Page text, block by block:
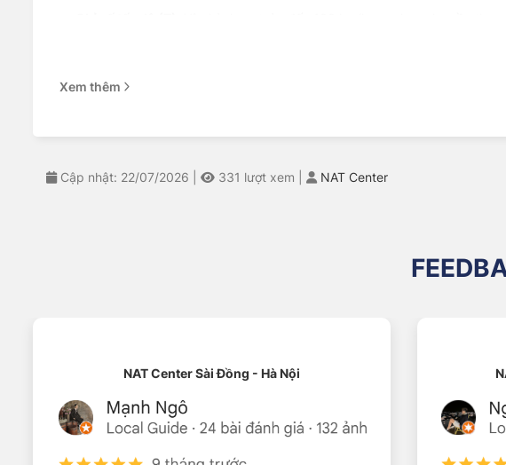
Êm ái khi vận hành:Hợp chất cao su mềm vừa phải giúp hấp thụ dao
Thoát nước hiệu quả:
Rãnh gai dọc hỗ trợ giảm nguy cơ trượt nước khi
Cảm giác lái thân thiện, phù hợp cả với tài xế mới.
Xem thêm
Cập nhật: 22/07/2026 331 lượt xem NAT Center
NAT Center Sài Đồng - Hà Nội